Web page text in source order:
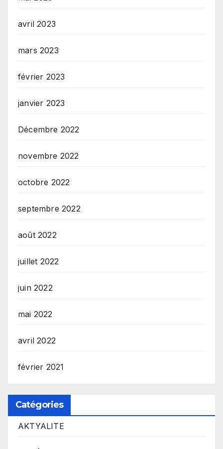
avril 2023
mars 2023
février 2023
janvier 2023
Décembre 2022
novembre 2022
octobre 2022
septembre 2022
août 2022
juillet 2022
juin 2022
mai 2022
avril 2022
février 2021
Catégories
AKTYALITE